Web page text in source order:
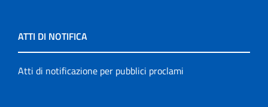
ATTI DI NOTIFICA
Atti di notificazione per pubblici proclami